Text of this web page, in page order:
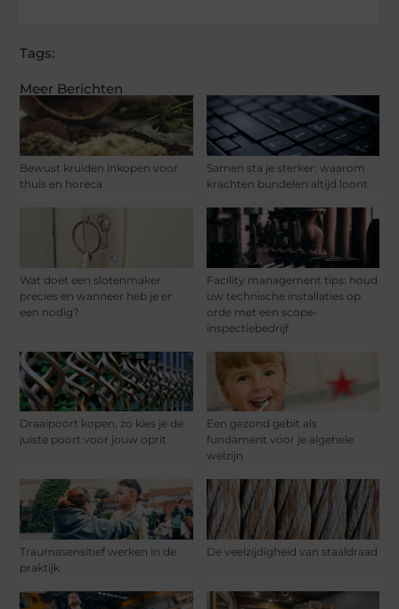
Meer Berichten
Bewust kruiden inkopen voor
thuis en horeca
Samen sta je sterker: waarom
krachten bundelen altijd loont
Wat doet een slotenmaker
precies en wanneer heb je er
een nodig?
Facility management tips: houd
uw technische installaties op
orde met een scope-
inspectiebedrijf
Draaipoort kopen, zo kies je de
juiste poort voor jouw oprit
Een gezond gebit als
fundament voor je algehele
welzijn
Traumasensitief werken in de
praktijk
De veelzijdigheid van staaldraad
Tags: